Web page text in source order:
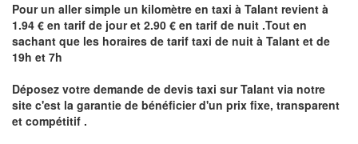
Pour un aller simple un kilomètre en taxi à Talant revient à
1.94 € en tarif de jour et 2.90 € en tarif de nuit .Tout en
sachant que les horaires de tarif taxi de nuit à Talant et de
19h et 7h
Déposez votre demande de devis taxi surTalant via notre
site c'est la garantie de bénéficier d'un prix fixe, transparent
et compétitif .